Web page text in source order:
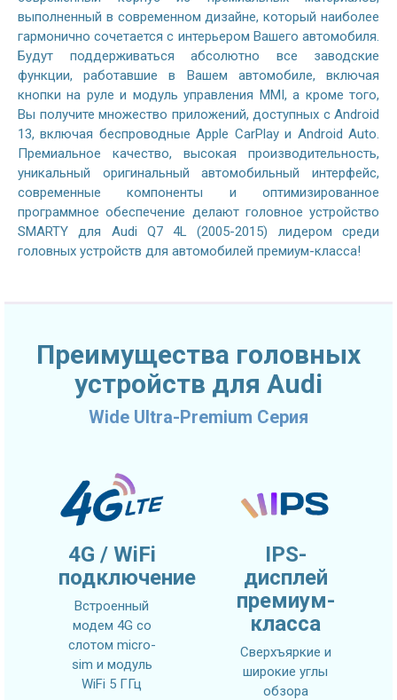
выполненный в современном дизайне, который наиболее
гармонично сочетается с интерьером Вашего автомобиля.
Будут поддерживаться абсолютно все заводские
функции, работавшие в Вашем автомобиле, включая
кнопки на руле и модуль управления MMI, а кроме того,
Вы получите множество приложений, доступных с Android
13, включая беспроводные Apple CarPlay и Android Auto.
Премиальное качество, высокая производительность,
уникальный оригинальный автомобильный интерфейс,
современные компоненты и оптимизированное
программное обеспечение делают головное устройство
SMARTY для Audi Q7 4L (2005-2015) лидером среди
головных устройств для автомобилей премиум-класса!
Преимущества головных
устройств для Audi
Wide Ultra-Premium Серия
4G / WiFi
подключение
Встроенный
модем 4G со
слотом micro-
sim и модуль
WiFi 5 ГГц
IPS-
дисплей
премиум-
класса
Сверхъяркие и
широкие углы
обзора